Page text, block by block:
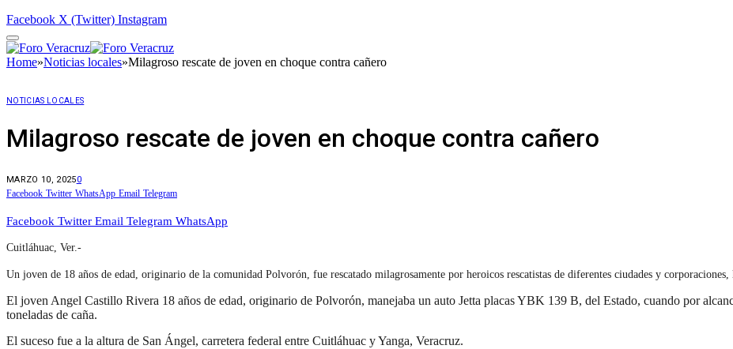
Facebook X (Twitter) Instagram
Home»Noticias locales»Milagroso rescate de joven en choque contra cañero
NOTICIAS LOCALES
Milagroso rescate de joven en choque contra cañero
MARZO 10, 20250
Facebook Twitter WhatsApp Email Telegram
Facebook Twitter Email Telegram WhatsApp
Cuitláhuac, Ver.-
Un joven de 18 años de edad, originario de la comunidad Polvorón, fue rescatado milagrosamente por heroicos rescatistas de diferentes ciudades y
El joven Angel Castillo Rivera 18 años de edad, originario de Polvorón, manejaba un auto Jetta placas YBK 139 B, del Estado, cuando por
toneladas de caña.
El suceso fue a la altura de San Ángel, carretera federal entre Cuitláhuac y Yanga, Veracruz.